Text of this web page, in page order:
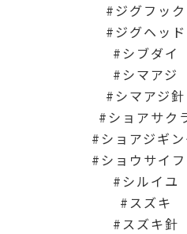
ジグフック
ジグヘッド
シブダイ
シマアジ
シマアジ針
ショアサク
ショアジギ
ショウサイ
シルイユ
スズキ
スズキ針